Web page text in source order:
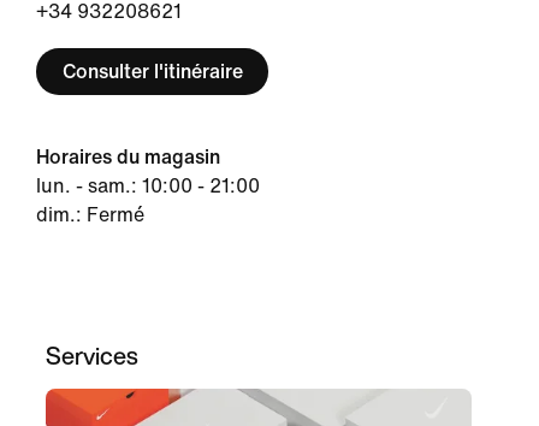
+34 932208621
Consulter l'itinéraire
Horaires du magasin
lun. - sam.: 10:00 - 21:00
dim.: Fermé
Services